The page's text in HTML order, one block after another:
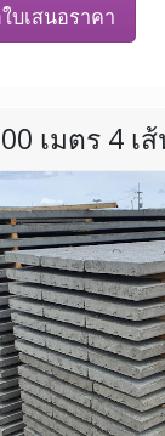
บเสนอราคา
เมตร 4 เ